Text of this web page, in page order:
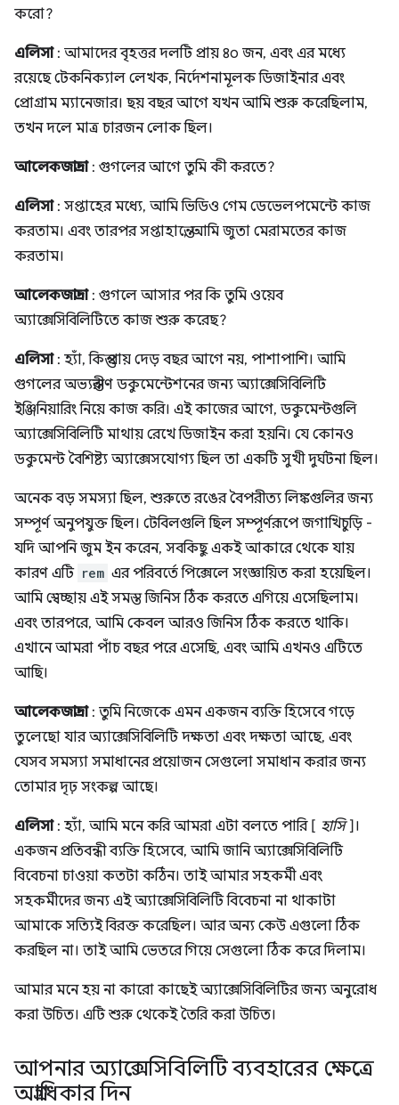
করো?
এলিসা: আমাদের বৃহত্তর দলটি প্রায় ৪০ জন, এবং এর মধ্যে
রয়েছে টেকনিক্যাল লেখক, নির্দেশনামূলক ডিজাইনার এবং
প্রোগ্রাম ম্যানেজার। ছয় বছর আগে যখন আমি শুরু করেছিলাম,
তখন দলে মাত্র চারজন লোক ছিল।
আলেকজান্দ্রা: গুগলের আগে তুমি কী করতে?
এলিসা: সপ্তাহের মধ্যে, আমি ভিডিও গেম ডেভেলপমেন্টে কাজ
করতাম। এবং তারপর সপ্তাহান্তে, আমি জুতা মেরামতের কাজ
করতাম।
আলেকজান্দ্রা: গুগলে আসার পর কি তুমি ওয়েব
অ্যাক্সেসিবিলিটিতে কাজ শুরু করেছ?
এলিসা: হ্যাঁ, কিন্তু প্রায় দেড় বছর আগে নয়, পাশাপাশি। আমি
গুগলের অভ্যন্তরীণ ডকুমেন্টেশনের জন্য অ্যাক্সেসিবিলিটি
ইঞ্জিনিয়ারিং নিয়ে কাজ করি। এই কাজের আগে, ডকুমেন্টগুলি
অ্যাক্সেসিবিলিটি মাথায় রেখে ডিজাইন করা হয়নি। যে কোনও
ডকুমেন্ট বৈশিষ্ট্য অ্যাক্সেসযোগ্য ছিল তা একটি সুখী দুর্ঘটনা ছিল।
অনেক বড় সমস্যা ছিল, শুরুতে রঙের বৈপরীত্য লিঙ্কগুলির জন্য
সম্পূর্ণ অনুপযুক্ত ছিল। টেবিলগুলি ছিল সম্পূর্ণরূপে জগাখিচুড়ি -
যদি আপনি জুম ইন করেন, সবকিছু একই আকারে থেকে যায়
কারণ এটি rem এর পরিবর্তে পিক্সেলে সংজ্ঞায়িত করা হয়েছিল।
আমি স্বেচ্ছায় এই সমস্ত জিনিস ঠিক করতে এগিয়ে এসেছিলাম।
এবং তারপরে, আমি কেবল আরও জিনিস ঠিক করতে থাকি।
এখানে আমরা পাঁচ বছর পরে এসেছি, এবং আমি এখনও এটিতে
আছি।
আলেকজান্দ্রা: তুমি নিজেকে এমন একজন ব্যক্তি হিসেবে গড়ে
তুলেছো যার অ্যাক্সেসিবিলিটি দক্ষতা এবং দক্ষতা আছে, এবং
যেসব সমস্যা সমাধানের প্রয়োজন সেগুলো সমাধান করার জন্য
তোমার দৃঢ় সংকল্প আছে।
এলিসা: হ্যাঁ, আমি মনে করি আমরা এটা বলতে পারি [ হাসি]।
একজন প্রতিবন্ধী ব্যক্তি হিসেবে, আমি জানি অ্যাক্সেসিবিলিটি
বিবেচনা চাওয়া কতটা কঠিন। তাই আমার সহকর্মী এবং
সহকর্মীদের জন্য এই অ্যাক্সেসিবিলিটি বিবেচনা না থাকাটা
আমাকে সত্যিই বিরক্ত করেছিল। আর অন্য কেউ এগুলো ঠিক
করছিল না। তাই আমি ভেতরে গিয়ে সেগুলো ঠিক করে দিলাম।
আমার মনে হয় না কারো কাছেই অ্যাক্সেসিবিলিটির জন্য অনুরোধ
করা উচিত। এটি শুরু থেকেই তৈরি করা উচিত।
আপনার অ্যাক্সেসিবিলিটি ব্যবহারের ক্ষেত্রে
অগ্রাধিকার দিন